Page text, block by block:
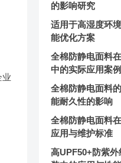
业
的影响研究
适用于高湿度环
能优化方案
全棉防静电面料
中的实际应用案例
全棉防静电面料
能耐久性的影响
全棉防静电面料
应用与维护标准
高UPF50+防紫